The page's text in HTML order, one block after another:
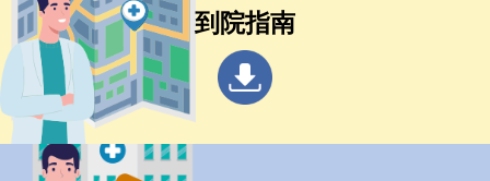
到院指南